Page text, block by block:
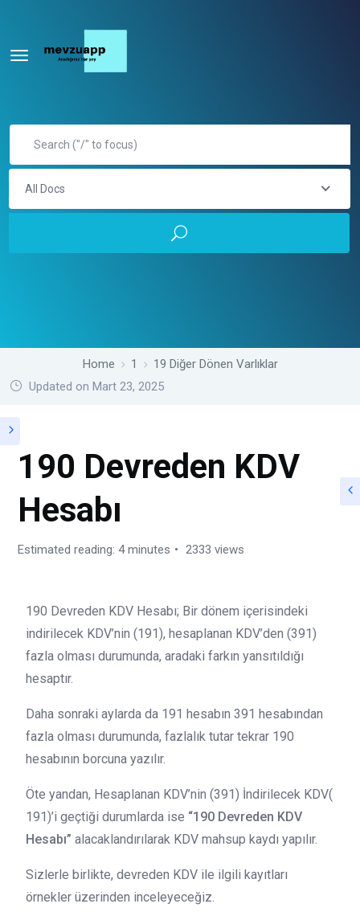
All Docs
Home 1
19 Diğer Dönen Varlıklar
Updated on Mart 23, 2025
190 Devreden KDV
Hesabı
Estimated reading: 4 minutes 2333 views
190 Devreden KDV Hesabı; Bir dönem içerisindeki
indirilecek KDV’nin (191), hesaplanan KDV’den (391)
fazla olması durumunda, aradaki farkın yansıtıldığı
hesaptır.
Daha sonraki aylarda da 191 hesabın 391 hesabından
fazla olması durumunda, fazlalık tutar tekrar 190
hesabının borcuna yazılır.
Öte yandan, Hesaplanan KDV’nin (391) İndirilecek KDV(
191)’i geçtiği durumlarda ise “190 Devreden KDV
Hesabı” alacaklandırılarak KDV mahsup kaydı yapılır.
Sizlerle birlikte, devreden KDV ile ilgili kayıtları
örnekler üzerinden inceleyeceğiz.